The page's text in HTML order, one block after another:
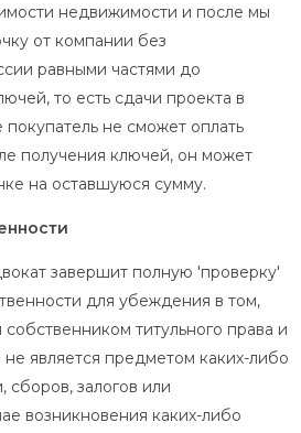
недвижимости и после мы
от компании без
равными частями до
то есть сдачи проекта в
не сможет оплать
получения ключей, он может
на оставшуюся сумму.
завершит полную 'проверку'
для убеждения в том,
титульного права и
является предметом каких-либо
залогов или
возникновения каких-либо